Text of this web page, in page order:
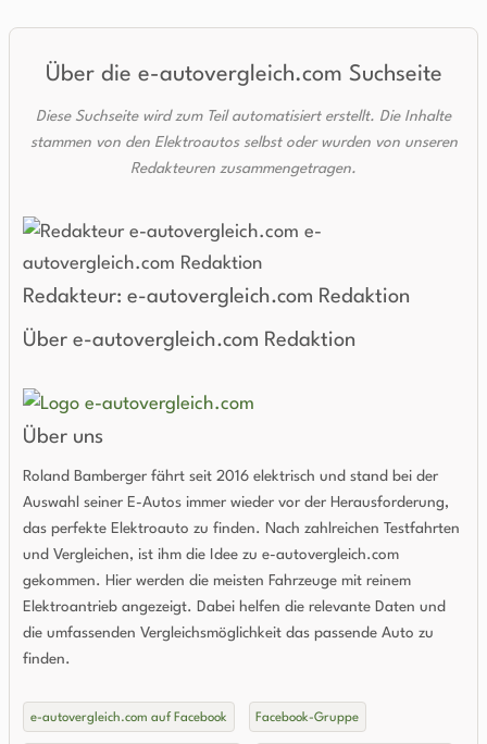
Über die e-autovergleich.com Suchseite
Diese Suchseite wird zum Teil automatisiert erstellt. Die Inhalte
stammen von den Elektroautos selbst oder wurden von unseren
Redakteuren zusammengetragen.
Redakteur: e-autovergleich.com Redaktion
Über e-autovergleich.com Redaktion
Über uns
Roland Bamberger fährt seit 2016 elektrisch und stand bei der
Auswahl seiner E-Autos immer wieder vor der Herausforderung,
das perfekte Elektroauto zu finden. Nach zahlreichen Testfahrten
und Vergleichen, ist ihm die Idee zu e-autovergleich.com
gekommen. Hier werden die meisten Fahrzeuge mit reinem
Elektroantrieb angezeigt. Dabei helfen die relevante Daten und
die umfassenden Vergleichsmöglichkeit das passende Auto zu
finden.
e-autovergleich.com auf Facebook Facebook-Gruppe